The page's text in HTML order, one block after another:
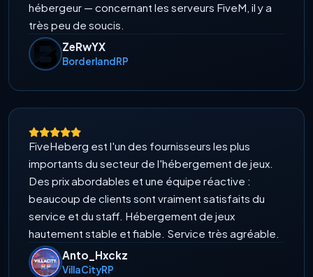
hébergeur — concernant les serveurs FiveM, il y a
très peu de soucis.
ZeRwYX
BorderlandRP
FiveHeberg est l'un des fournisseurs les plus
importants du secteur de l'hébergement de jeux.
Des prix abordables et une équipe réactive :
beaucoup de clients sont vraiment satisfaits du
service et du staff. Hébergement de jeux
hautement stable et fiable. Service très agréable.
Anto_Hxckz
VillaCityRP